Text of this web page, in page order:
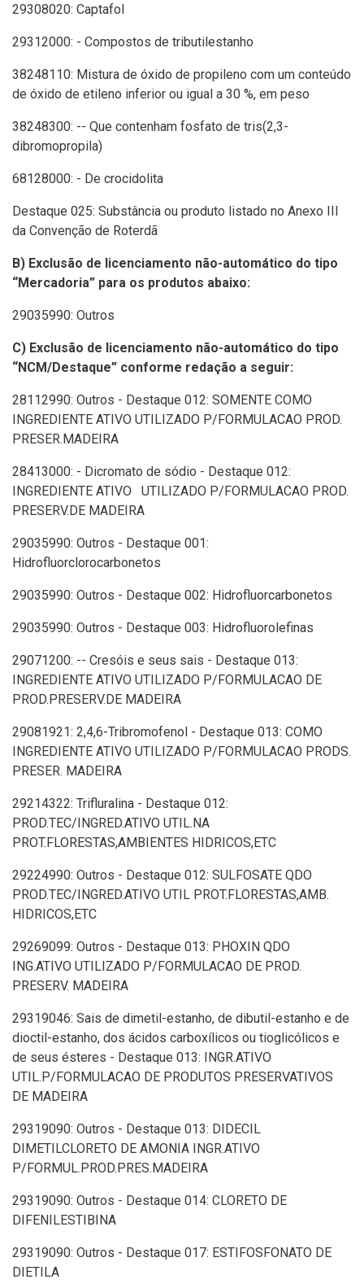
29308020: Captafol
29312000: - Compostos de tributilestanho
38248110: Mistura de óxido de propileno com um conteúdo
de óxido de etileno inferior ou igual a 30 %, em peso
38248300: -- Que contenham fosfato de tris(2,3-
dibromopropila)
68128000: - De crocidolita
Destaque 025: Substância ou produto listado no Anexo III
da Convenção de Roterdã
B) Exclusão de licenciamento não-automático do tipo
“Mercadoria” para os produtos abaixo:
29035990: Outros
C) Exclusão de licenciamento não-automático do tipo
“NCM/Destaque” conforme redação a seguir:
28112990: Outros - Destaque 012: SOMENTE COMO
INGREDIENTE ATIVO UTILIZADO P/FORMULACAO PROD.
PRESER.MADEIRA
28413000: - Dicromato de sódio - Destaque 012:
INGREDIENTE ATIVO UTILIZADO P/FORMULACAO PROD.
PRESERV.DE MADEIRA
29035990: Outros - Destaque 001:
Hidrofluorclorocarbonetos
29035990: Outros - Destaque 002: Hidrofluorcarbonetos
29035990: Outros - Destaque 003: Hidrofluorolefinas
29071200: -- Cresóis e seus sais - Destaque 013:
INGREDIENTE ATIVO UTILIZADO P/FORMULACAO DE
PROD.PRESERV.DE MADEIRA
29081921: 2,4,6-Tribromofenol - Destaque 013: COMO
INGREDIENTE ATIVO UTILIZADO P/FORMULACAO PRODS.
PRESER. MADEIRA
29214322: Trifluralina - Destaque 012:
PROD.TEC/INGRED.ATIVO UTIL.NA
PROT.FLORESTAS,AMBIENTES HIDRICOS,ETC
29224990: Outros - Destaque 012: SULFOSATE QDO
PROD.TEC/INGRED.ATIVO UTIL PROT.FLORESTAS,AMB.
HIDRICOS,ETC
29269099: Outros - Destaque 013: PHOXIN QDO
ING.ATIVO UTILIZADO P/FORMULACAO DE PROD.
PRESERV. MADEIRA
29319046: Sais de dimetil-estanho, de dibutil-estanho e de
dioctil-estanho, dos ácidos carboxílicos ou tioglicólicos e
de seus ésteres - Destaque 013: INGR.ATIVO
UTIL.P/FORMULACAO DE PRODUTOS PRESERVATIVOS
DE MADEIRA
29319090: Outros - Destaque 013: DIDECIL
DIMETILCLORETO DE AMONIA INGR.ATIVO
P/FORMUL.PROD.PRES.MADEIRA
29319090: Outros - Destaque 014: CLORETO DE
DIFENILESTIBINA
29319090: Outros - Destaque 017: ESTIFOSFONATO DE
DIETILA